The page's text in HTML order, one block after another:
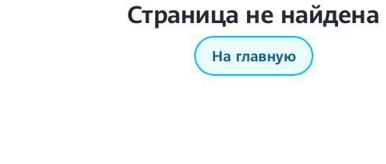
Страница не найдена
На главную